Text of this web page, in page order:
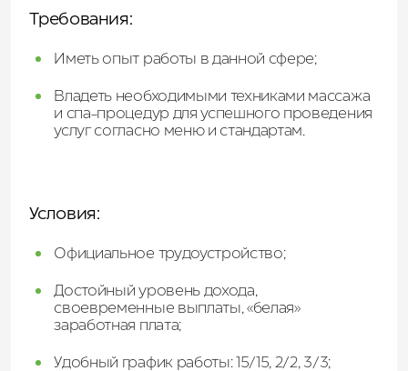
Требования:
Иметь опыт работы в данной сфере;
Владеть необходимыми техниками массажа
и спа-процедур для успешного проведения
услуг согласно меню и стандартам.
Условия:
Официальное трудоустройство;
Достойный уровень дохода,
своевременные выплаты, «белая»
заработная плата;
Удобный график работы: 1 5/15, 2/2, 3/3;